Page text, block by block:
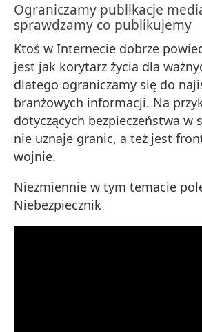
Ograniczamy publikacje
sprawdzamy co publikujemy
Ktoś w Internecie dobrze
jest jak korytarz życia dla
dlatego ograniczamy się do
branżowych informacji. Na
dotyczących bezpieczeństwa w
nie uznaje granic, a też jest
wojnie.
Niezmiennie w tym temacie
Niebezpiecznik